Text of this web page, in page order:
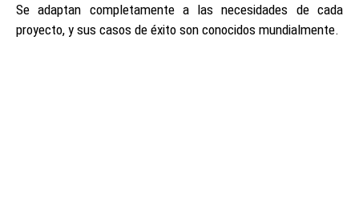
Se adaptan completamente a las necesidades de cada
proyecto, y sus casos de éxito son conocidos mundialmente.